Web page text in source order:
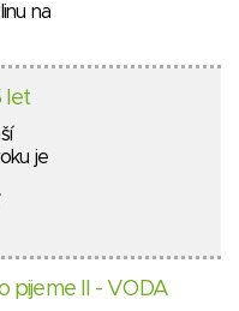
na
let
je
pijeme II - VODA